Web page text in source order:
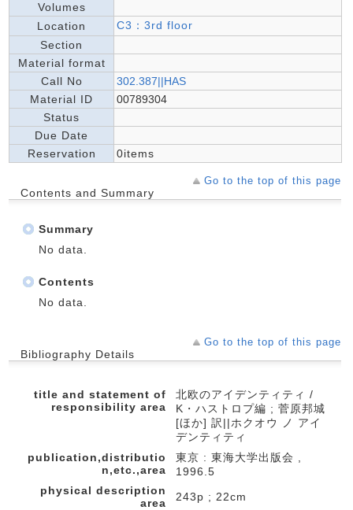
Volumes
Location
C3：3rd floor
Section
Material format
Call No
302.387||HAS
Material ID
00789304
Status
Due Date
Reservation
0items
Go to the top of this page
Contents and Summary
Summary
No data.
Contents
No data.
Go to the top of this page
Bibliography Details
title and statement of
responsibility area
北欧のアイデンティティ /
K・ハストロプ編 ; 菅原邦城
[ほか] 訳||ホクオウ ノ アイ
デンティティ
publication,distributio
n,etc.,area
東京 : 東海大学出版会 ,
1996.5
physical description
area
243p ; 22cm